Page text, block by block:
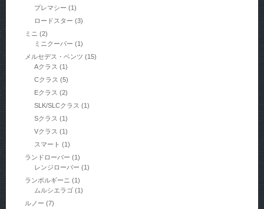
プレマシー (1)
ロードスター (3)
ミニ (2)
ミニクーパー (1)
メルセデス・ベンツ (15)
Aクラス (1)
Cクラス (5)
Eクラス (2)
SLK/SLCクラス (1)
Sクラス (1)
Vクラス (1)
スマート (1)
ランドローバー (1)
レンジローバー (1)
ランボルギーニ (1)
ムルシエラゴ (1)
ルノー (7)